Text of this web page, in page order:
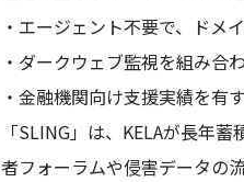
・エージェント不要で、ドメ
・ダークウェブ監視を組み合
・金融機関向け支援実績を有
「SLING」は、KELAが長年
者フォーラムや侵害データの